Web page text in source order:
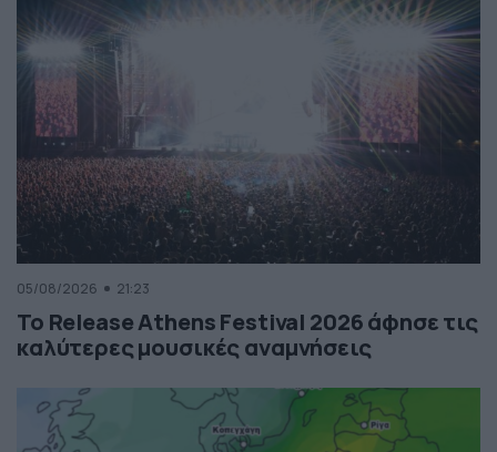
05/08/2026 21:23
Το Release Athens Festival 2026 άφησε τις
καλύτερες μουσικές αναμνήσεις